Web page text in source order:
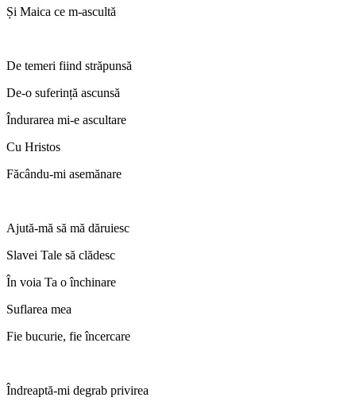
Și Maica ce m-ascultă
De temeri fiind străpunsă
De-o suferință ascunsă
Îndurarea mi-e ascultare
Cu Hristos
Făcându-mi asemănare
Ajută-mă să mă dăruiesc
Slavei Tale să clădesc
În voia Ta o închinare
Suflarea mea
Fie bucurie, fie încercare
Îndreaptă-mi degrab privirea